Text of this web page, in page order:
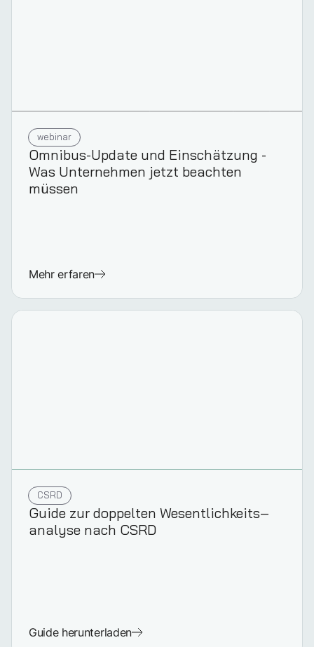
webinar
Omnibus-Update und Einschätzung -
Was Unternehmen jetzt beachten
müssen
Mehr erfaren
CSRD
Guide zur doppelten Wesentlich­keits­
analyse nach CSRD
Guide herunterladen